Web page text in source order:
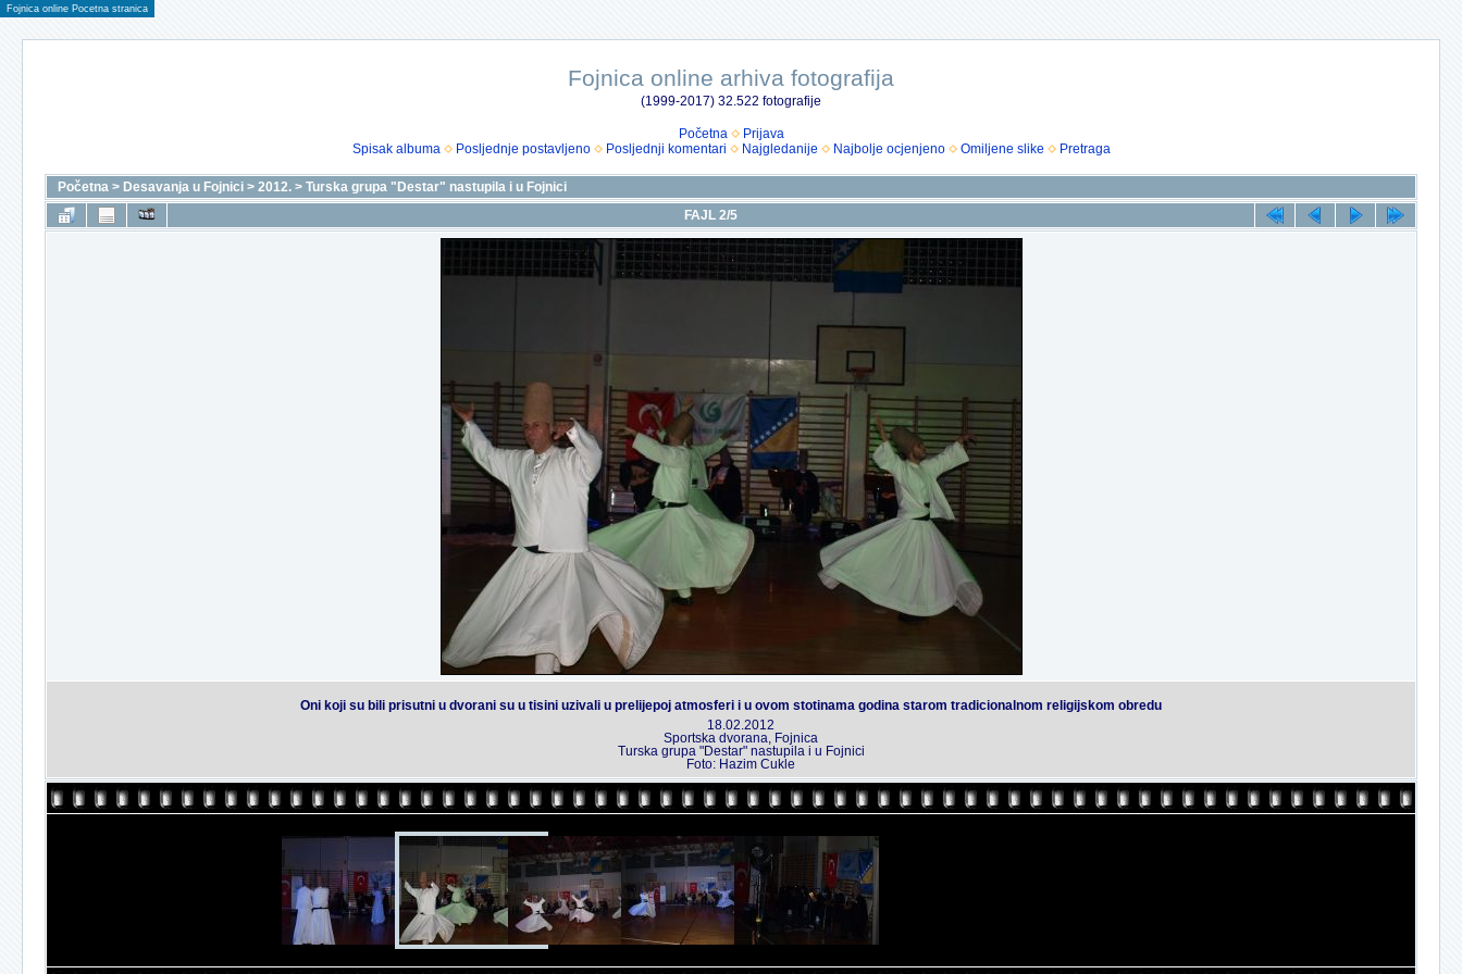
Fojnica online Pocetna stranica
Fojnica online arhiva fotografija
(1999-2017) 32.522 fotografije
Početna
Prijava
Spisak albuma
Posljednje postavljeno Posljednji komentari Najgledanije Najbolje ocjenjeno Omiljene slike Pretraga
Početna > Desavanja u Fojnici > 2012. > Turska grupa "Destar" nastupila i u Fojnici
FAJL 2/5
Oni koji su bili prisutni u dvorani su u tisini uzivali u prelijepoj atmosferi i u ovom stotinama godina starom tradicionalnom religijskom obredu
18.02.2012
Sportska dvorana, Fojnica
Turska grupa "Destar" nastupila i u Fojnici
Foto: Hazim Cukle